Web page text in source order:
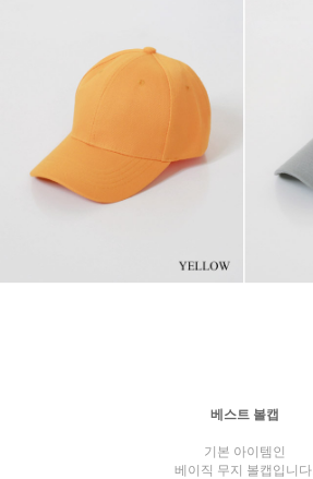
베스트 볼캡
기본 아이템인
베이직 무지 볼캡입니다.